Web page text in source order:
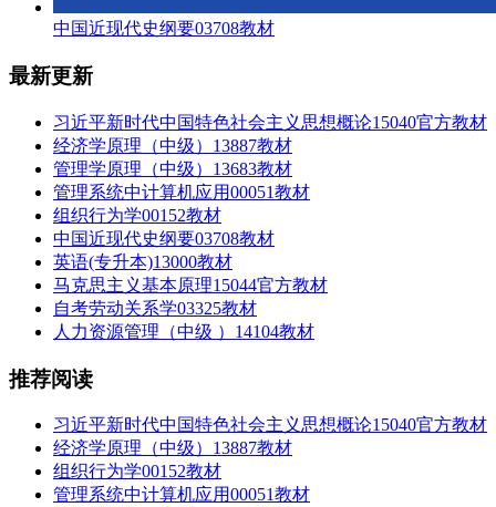
中国近现代史纲要03708教材
最新更新
习近平新时代中国特色社会主义思想概论15040官方教材
经济学原理（中级）13887教材
管理学原理（中级）13683教材
管理系统中计算机应用00051教材
组织行为学00152教材
中国近现代史纲要03708教材
英语(专升本)13000教材
马克思主义基本原理15044官方教材
自考劳动关系学03325教材
人力资源管理（中级 ）14104教材
推荐阅读
习近平新时代中国特色社会主义思想概论15040官方教材
经济学原理（中级）13887教材
组织行为学00152教材
管理系统中计算机应用00051教材